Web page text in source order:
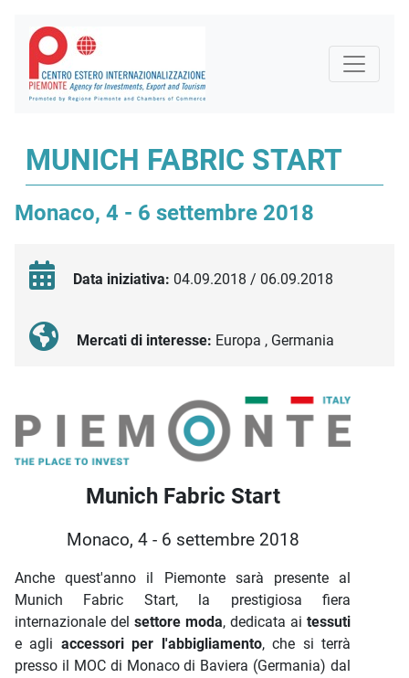
MUNICH FABRIC START
Monaco, 4 - 6 settembre 2018
Data iniziativa: 04.09.2018 / 06.09.2018
Mercati di interesse: Europa , Germania
Descrizione iniziativa
Munich Fabric Start
Monaco, 4 - 6 settembre 2018
Anche quest'anno il Piemonte sarà presente al
Munich Fabric Start, la prestigiosa fiera
internazionale del settore moda, dedicata ai tessuti
e agli accessori per l'abbigliamento, che si terrà
presso il MOC di Monaco di Baviera (Germania) dal